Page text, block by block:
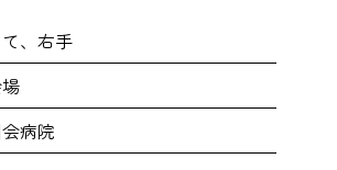
、右手
病院